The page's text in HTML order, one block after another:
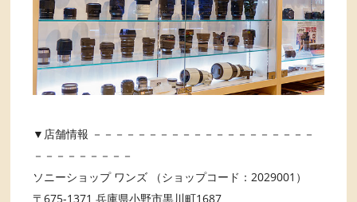
▼店舗情報 －－－－－－－－－－－－－－－－－－－－
－－－－－－－－－
ソニーショップ ワンズ （ショップコード：2029001）
〒675-1371 兵庫県小野市黒川町1687